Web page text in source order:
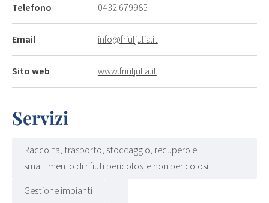
Telefono 0432 679985
Email info@friuljulia.it
Sito web www.friuljulia.it
Servizi
Raccolta, trasporto, stoccaggio, recupero e
smaltimento di rifiuti pericolosi e non pericolosi
Gestione impianti